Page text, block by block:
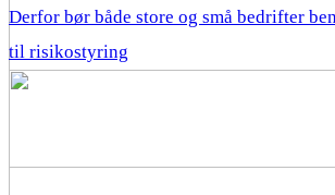
Derfor bør både store og små bedrifter
til risikostyring